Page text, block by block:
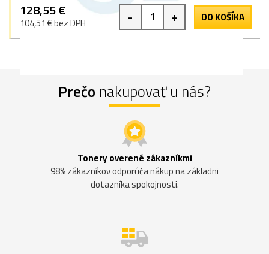
128,55 €
104,51 € bez DPH - + DO KOŠÍKA
Prečo nakupovať u nás?
Tonery overené zákazníkmi
98% zákazníkov odporúča nákup na základni
dotazníka spokojnosti.